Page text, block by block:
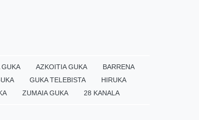
AZKOITIA GUKA
BARRENA
GUKA TELEBISTA
HIRUKA
ZUMAIA GUKA 28 KANALA